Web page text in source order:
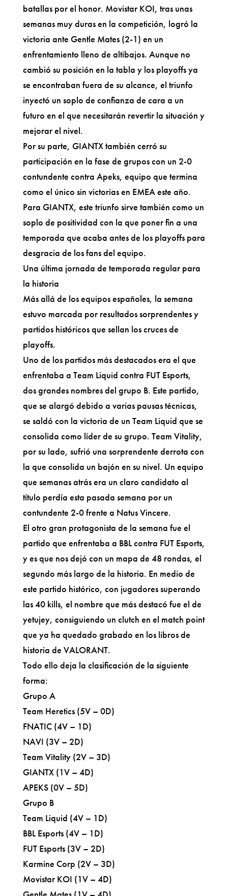
batallas por el honor. Movistar KOI, tras unas
semanas muy duras en la competición, logró la
victoria ante Gentle Mates (2-1) en un
enfrentamiento lleno de altibajos. Aunque no
cambió su posición en la tabla y los playoffs ya
se encontraban fuera de su alcance, el triunfo
inyectó un soplo de confianza de cara a un
futuro en el que necesitarán revertir la situación y
mejorar el nivel.
Por su parte, GIANTX también cerró su
participación en la fase de grupos con un 2-0
contundente contra Apeks, equipo que termina
como el único sin victorias en EMEA este año.
Para GIANTX, este triunfo sirve también como un
soplo de positividad con la que poner fin a una
temporada que acaba antes de los playoffs para
desgracia de los fans del equipo.
Una última jornada de temporada regular para
la historia
Más allá de los equipos españoles, la semana
estuvo marcada por resultados sorprendentes y
partidos históricos que sellan los cruces de
playoffs.
Uno de los partidos más destacados era el que
enfrentaba a Team Liquid contra FUT Esports,
dos grandes nombres del grupo B. Este partido,
que se alargó debido a varias pausas técnicas,
se saldó con la victoria de un Team Liquid que se
consolida como líder de su grupo. Team Vitality,
por su lado, sufrió una sorprendente derrota con
la que consolida un bajón en su nivel. Un equipo
que semanas atrás era un claro candidato al
título perdía esta pasada semana por un
contundente 2-0 frente a Natus Vincere.
El otro gran protagonista de la semana fue el
partido que enfrentaba a BBL contra FUT Esports,
y es que nos dejó con un mapa de 48 rondas, el
segundo más largo de la historia. En medio de
este partido histórico, con jugadores superando
las 40 kills, el nombre que más destacó fue el de
yetujey, consiguiendo un clutch en el match point
que ya ha quedado grabado en los libros de
historia de VALORANT.
Todo ello deja la clasificación de la siguiente
forma:
Grupo A
Team Heretics (5V – 0D)
FNATIC (4V – 1D)
NAVI (3V – 2D)
Team Vitality (2V – 3D)
GIANTX (1V – 4D)
APEKS (0V – 5D)
Grupo B
Team Liquid (4V – 1D)
BBL Esports (4V – 1D)
FUT Esports (3V – 2D)
Karmine Corp (2V – 3D)
Movistar KOI (1V – 4D)